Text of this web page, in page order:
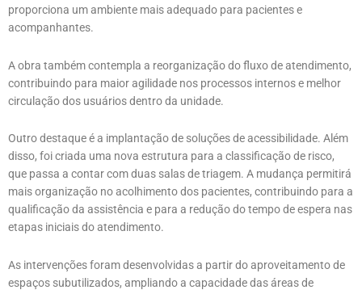
proporciona um ambiente mais adequado para pacientes e
acompanhantes.
A obra também contempla a reorganização do fluxo de atendimento,
contribuindo para maior agilidade nos processos internos e melhor
circulação dos usuários dentro da unidade.
Outro destaque é a implantação de soluções de acessibilidade. Além
disso, foi criada uma nova estrutura para a classificação de risco,
que passa a contar com duas salas de triagem. A mudança permitirá
mais organização no acolhimento dos pacientes, contribuindo para a
qualificação da assistência e para a redução do tempo de espera nas
etapas iniciais do atendimento.
As intervenções foram desenvolvidas a partir do aproveitamento de
espaços subutilizados, ampliando a capacidade das áreas de